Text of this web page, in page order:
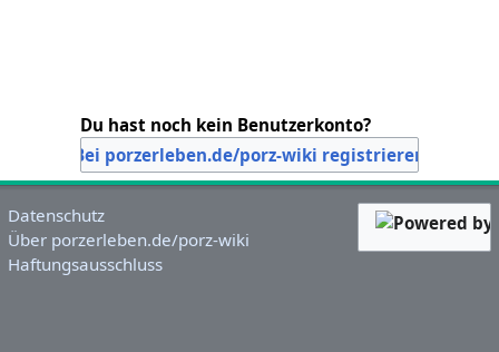
Du hast noch kein Benutzerkonto?
Bei porzerleben.de/porz-wiki registrieren
Datenschutz
Über porzerleben.de/porz-wiki
Haftungsausschluss